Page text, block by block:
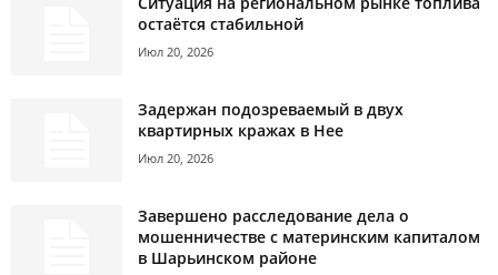
остаётся стабильной
Июл 20, 2026
Задержан подозреваемый в двух
квартирных кражах в Нее
Июл 20, 2026
Завершено расследование дела о
мошенничестве с материнским капиталом
в Шарьинском районе